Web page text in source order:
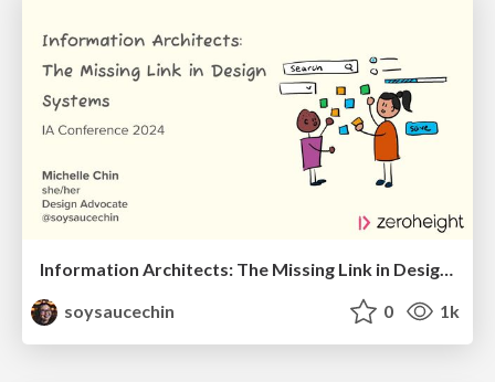
soysaucechin
0 1k